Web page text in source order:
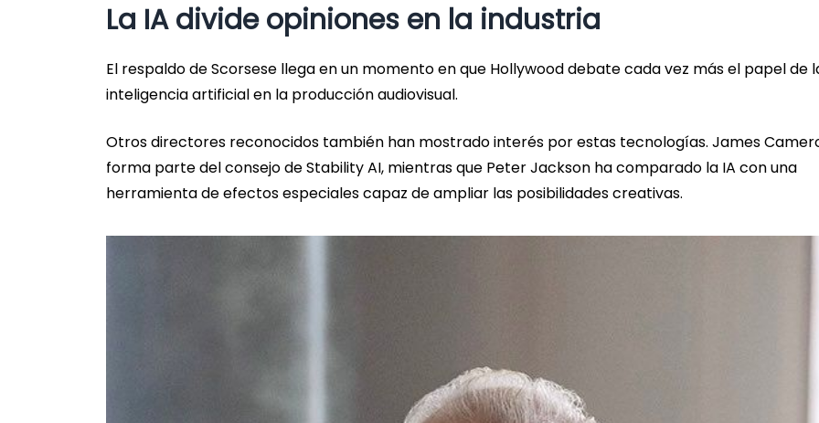
La IA divide opiniones en la industria
El respaldo de Scorsese llega en un momento en que Hollywood debate cada vez más el papel de
inteligencia artificial en la producción audiovisual.
Otros directores reconocidos también han mostrado interés por estas tecnologías. James
forma parte del consejo de Stability AI, mientras que Peter Jackson ha comparado la IA con una
herramienta de efectos especiales capaz de ampliar las posibilidades creativas.